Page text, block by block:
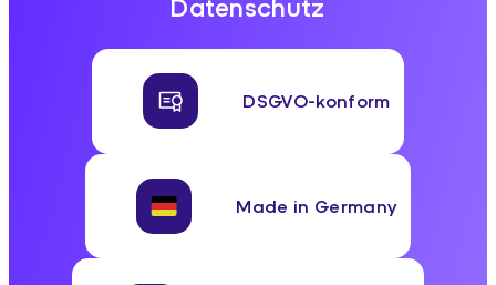
Datenschutz
DSGVO-konform
Made in Germany